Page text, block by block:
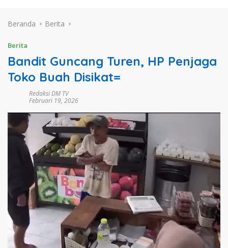
Beranda Berita
Berita
Bandit Guncang Turen, HP Penjaga
Toko Buah Disikat=
Redaksi DM TV
Februari 19, 2026